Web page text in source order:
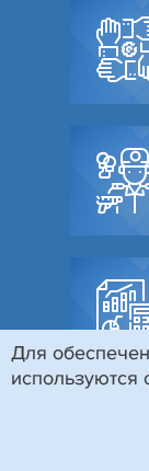
©
Для
используются